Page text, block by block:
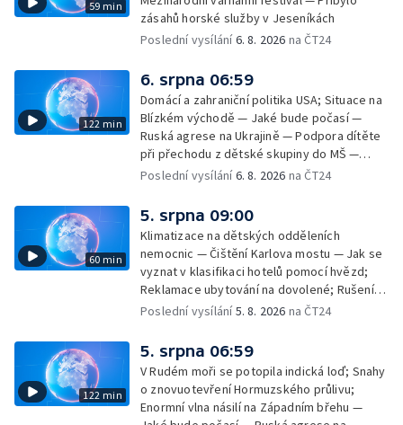
59 min
zásahů horské služby v Jeseníkách
Poslední vysílání6. 8. 2026 na ČT24
122 min
6. srpna 06:59
Domácí a zahraniční politika USA; Situace na
Blízkém východě — Jaké bude počasí —
Ruská agrese na Ukrajině — Podpora dítěte
při přechodu z dětské skupiny do MŠ —
Filmové premiéry týdne — Dvě deci tuše v
rakovinu prsu
Poslední vysílání6. 8. 2026 na ČT24
60 min
5. srpna 09:00
Klimatizace na dětských odděleních
nemocnic — Čištění Karlova mostu — Jak se
vyznat v klasifikaci hotelů pomocí hvězd;
Reklamace ubytování na dovolené; Rušení
dovolené kvůli přírodním živlům; Práva
na dovolené v zahraničí; Platby a výběry na
dovolené v zahraničí — Těžba léčivé rašeliny
u Malé Morávky
Poslední vysílání5. 8. 2026 na ČT24
122 min
5. srpna 06:59
V Rudém moři se potopila indická loď; Snahy
o znovuotevření Hormuzského průlivu;
Enormní vlna násilí na Západním břehu —